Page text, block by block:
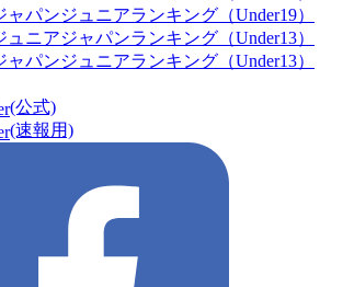
ャパンジュニアランキング（Under19）
ュニアジャパンランキング（Under13）
ャパンジュニアランキング（Under13）
(公式)
(速報用)